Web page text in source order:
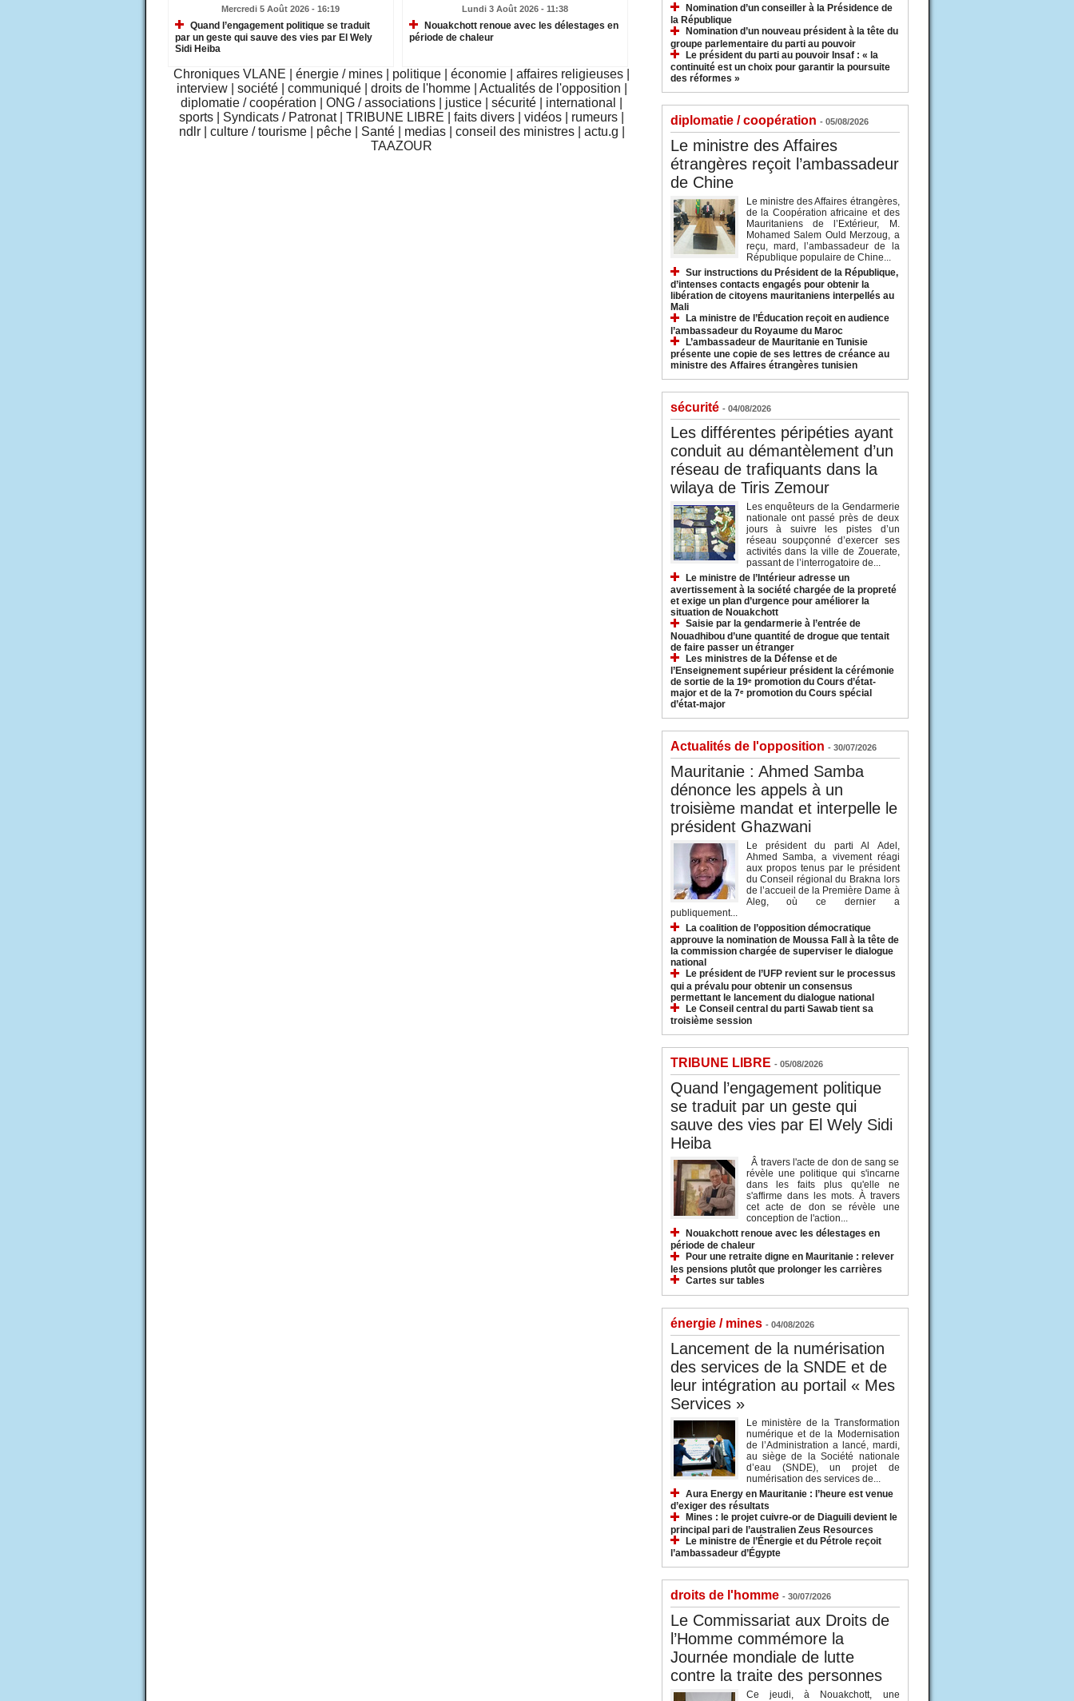
Mercredi 5 Août 2026 - 16:19
Quand l’engagement politique se traduit
par un geste qui sauve des vies par El Wely
Sidi Heiba
Lundi 3 Août 2026 - 11:38
Nouakchott renoue avec les délestages en
période de chaleur
Chroniques VLANE énergie / mines politique économie affaires religieuses
interview
société communiqué droits de l'homme Actualités de l'opposition
diplomatie / coopération
ONG / associations justice sécurité international
sports
Syndicats / Patronat TRIBUNE LIBRE faits divers vidéos rumeurs
ndlr
culture / tourisme pêche Santé medias conseil des ministres actu.g
TAAZOUR
Nomination d’un conseiller à la Présidence de
la République
Nomination d’un nouveau président à la tête du
groupe parlementaire du parti au pouvoir
Le président du parti au pouvoir Insaf : « la
continuité est un choix pour garantir la poursuite
des réformes »
diplomatie / coopération - 05/08/2026
Le ministre des Affaires
étrangères reçoit l’ambassadeur
de Chine
Le ministre des Affaires étrangères,
de la Coopération africaine et des
Mauritaniens de l’Extérieur, M.
Mohamed Salem Ould Merzoug, a
reçu, mard, l’ambassadeur de la
République populaire de Chine...
Sur instructions du Président de la République,
d’intenses contacts engagés pour obtenir la
libération de citoyens mauritaniens interpellés au
Mali
La ministre de l’Éducation reçoit en audience
l’ambassadeur du Royaume du Maroc
L’ambassadeur de Mauritanie en Tunisie
présente une copie de ses lettres de créance au
ministre des Affaires étrangères tunisien
sécurité - 04/08/2026
Les différentes péripéties ayant
conduit au démantèlement d’un
réseau de trafiquants dans la
wilaya de Tiris Zemour
Les enquêteurs de la Gendarmerie
nationale ont passé près de deux
jours à suivre les pistes d’un
réseau soupçonné d’exercer ses
activités dans la ville de Zouerate,
passant de l’interrogatoire de...
Le ministre de l’Intérieur adresse un
avertissement à la société chargée de la propreté
et exige un plan d’urgence pour améliorer la
situation de Nouakchott
Saisie par la gendarmerie à l’entrée de
Nouadhibou d’une quantité de drogue que tentait
de faire passer un étranger
Les ministres de la Défense et de
l’Enseignement supérieur président la cérémonie
de sortie de la 19ᵉ promotion du Cours d’état-
major et de la 7ᵉ promotion du Cours spécial
d’état-major
Actualités de l'opposition - 30/07/2026
Mauritanie : Ahmed Samba
dénonce les appels à un
troisième mandat et interpelle le
président Ghazwani
Le président du parti Al Adel,
Ahmed Samba, a vivement réagi
aux propos tenus par le président
du Conseil régional du Brakna lors
de l’accueil de la Première Dame à
Aleg, où ce dernier a
publiquement...
La coalition de l’opposition démocratique
approuve la nomination de Moussa Fall à la tête de
la commission chargée de superviser le dialogue
national
Le président de l’UFP revient sur le processus
qui a prévalu pour obtenir un consensus
permettant le lancement du dialogue national
Le Conseil central du parti Sawab tient sa
troisième session
TRIBUNE LIBRE - 05/08/2026
Quand l’engagement politique
se traduit par un geste qui
sauve des vies par El Wely Sidi
Heiba
Â travers l'acte de don de sang se
révèle une politique qui s'incarne
dans les faits plus qu'elle ne
s'affirme dans les mots. À travers
cet acte de don se révèle une
conception de l'action...
Nouakchott renoue avec les délestages en
période de chaleur
Pour une retraite digne en Mauritanie : relever
les pensions plutôt que prolonger les carrières
Cartes sur tables
énergie / mines - 04/08/2026
Lancement de la numérisation
des services de la SNDE et de
leur intégration au portail « Mes
Services »
Le ministère de la Transformation
numérique et de la Modernisation
de l’Administration a lancé, mardi,
au siège de la Société nationale
d’eau (SNDE), un projet de
numérisation des services de...
Aura Energy en Mauritanie : l’heure est venue
d’exiger des résultats
Mines : le projet cuivre-or de Diaguili devient le
principal pari de l’australien Zeus Resources
Le ministre de l’Énergie et du Pétrole reçoit
l’ambassadeur d’Égypte
droits de l'homme - 30/07/2026
Le Commissariat aux Droits de
l’Homme commémore la
Journée mondiale de lutte
contre la traite des personnes
Ce jeudi, à Nouakchott, une